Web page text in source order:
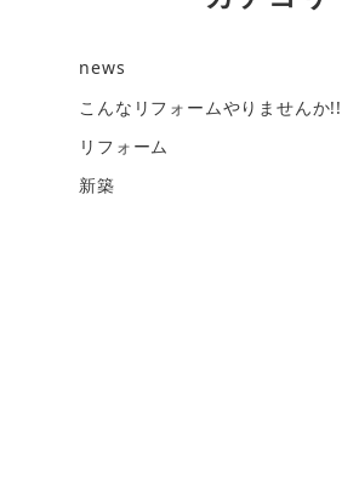
news
こんなリフォームやりませんか!!
リフォーム
新築